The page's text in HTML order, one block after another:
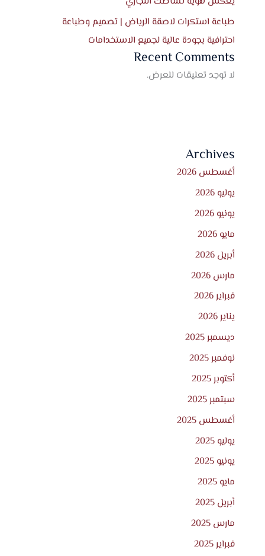
طباعة استكرات لاصقة الرياض | تصميم وطباعة
احترافية بجودة عالية لجميع الاستخدامات
Recent Comments
لا توجد تعليقات للعرض.
Archives
أغسطس 2026
يوليو 2026
يونيو 2026
مايو 2026
أبريل 2026
مارس 2026
فبراير 2026
يناير 2026
ديسمبر 2025
نوفمبر 2025
أكتوبر 2025
سبتمبر 2025
أغسطس 2025
يوليو 2025
يونيو 2025
مايو 2025
أبريل 2025
مارس 2025
فبراير 2025